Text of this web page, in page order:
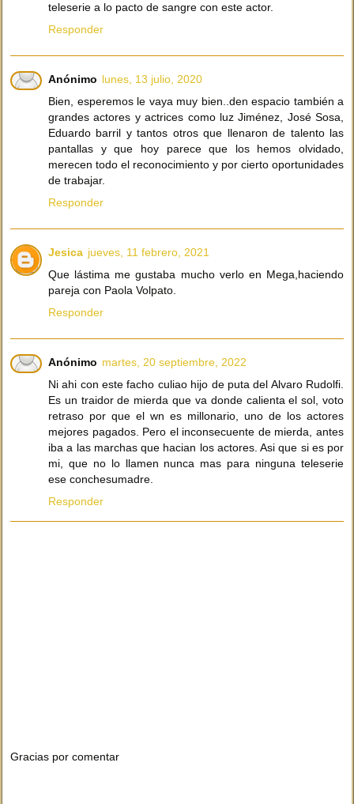
teleserie a lo pacto de sangre con este actor.
Responder
Anónimo lunes, 13 julio, 2020
Bien, esperemos le vaya muy bien..den espacio también a
grandes actores y actrices como luz Jiménez, José Sosa,
Eduardo barril y tantos otros que llenaron de talento las
pantallas y que hoy parece que los hemos olvidado,
merecen todo el reconocimiento y por cierto oportunidades
de trabajar.
Responder
Jesica jueves, 11 febrero, 2021
Que lástima me gustaba mucho verlo en Mega,haciendo
pareja con Paola Volpato.
Responder
Anónimo martes, 20 septiembre, 2022
Ni ahi con este facho culiao hijo de puta del Alvaro Rudolfi.
Es un traidor de mierda que va donde calienta el sol, voto
retraso por que el wn es millonario, uno de los actores
mejores pagados. Pero el inconsecuente de mierda, antes
iba a las marchas que hacian los actores. Asi que si es por
mi, que no lo llamen nunca mas para ninguna teleserie
ese conchesumadre.
Responder
Gracias por comentar